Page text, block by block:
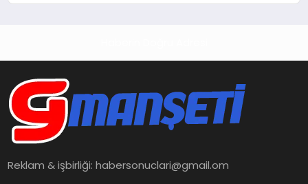
Reklam & işbirliği:habersonuclari@gmail.om